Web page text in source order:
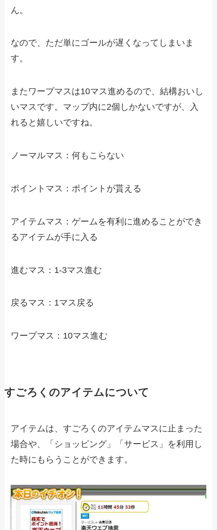
ん。
なので、ただ単にゴールが遅くなってしまいま
す。
またワープマスは10マス進めるので、結構おいし
いマスです。マップ内に2個しかないですが、入
れると嬉しいですね。
ノーマルマス：何もこらない
ポイントマス：ポイントが貰える
アイテムマス：ゲームを有利に進めることができ
るアイテムが手に入る
進むマス：1-3マス進む
戻るマス：1マス戻る
ワープマス：10マス進む
すごろくのアイテムについて
アイテムは、すごろくのアイテムマスに止まった
場合や、「ショッピング」「サービス」を利用し
た時にもらうことができます。